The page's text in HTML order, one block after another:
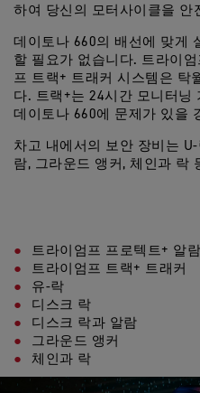
하여 당신의 모터사이클을 안
데이토나 660의 배선에 맞게
할 필요가 없습니다. 트라이
프 트랙+ 트래커 시스템은 탁
다. 트랙+는 24시간 모니터닝
데이토나 660에 문제가 있을
차고 내에서의 보안 장비는
람, 그라운드 앵커, 체인과 락
트라이엄프 프로텍트+ 알람
트라이엄프 트랙+ 트래커
유-락
디스크 락
디스크 락과 알람
그라운드 앵커
체인과 락